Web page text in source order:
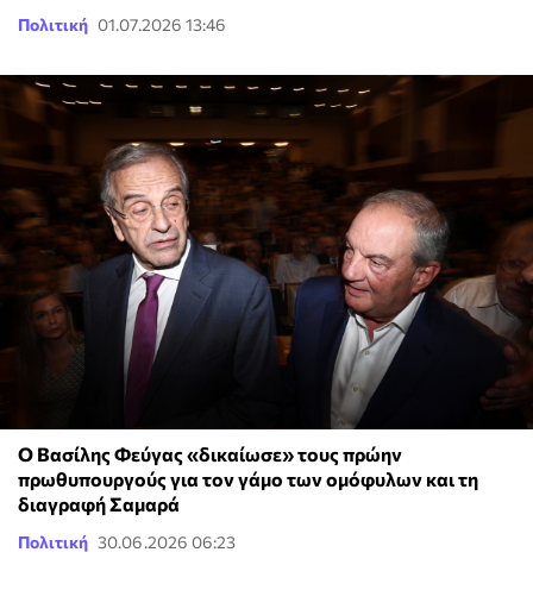
Πολιτική 01.07.2026 13:46
Ο Βασίλης Φεύγας «δικαίωσε» τους πρώην
πρωθυπουργούς για τον γάμο των ομόφυλων και τη
διαγραφή Σαμαρά
Πολιτική 30.06.2026 06:23